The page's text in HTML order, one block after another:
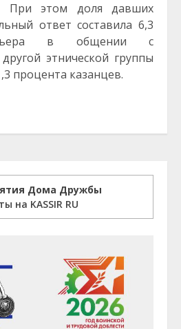
При этом доля давших
ответ составила 6,3
в общении с
этнической группы
процента казанцев.
Дома Дружбы
на KASSIR RU